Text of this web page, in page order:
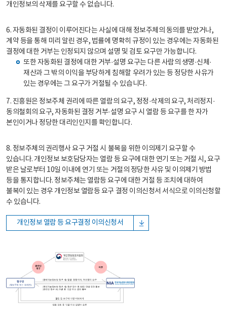
개인정보의 삭제를 요구할 수 없습니다.
6. 자동화된 결정이 이루어진다는 사실에 대해 정보주체의 동의를 받았거나,
계약 등을 통해 미리 알린 경우, 법률에 명확히 규정이 있는 경우에는 자동화된
결정에 대한 거부는 인정되지 않으며 설명 및 검토 요구만 가능합니다.
또한 자동화된 결정에 대한 거부·설명 요구는 다른 사람의 생명·신체·
재산과 그 밖의 이익을 부당하게 침해할 우려가 있는 등 정당한 사유가
있는 경우에는 그 요구가 거절될 수 있습니다.
7. 진흥원은 정보주체 권리에 따른 열람의 요구, 정정·삭제의 요구, 처리정지·
동의철회의 요구, 자동화된 결정 거부·설명 요구 시 열람 등 요구를 한 자가
본인이거나 정당한 대리인인지를 확인합니다.
8. 정보주체의 권리행사 요구 거절 시 불복을 위한 이의제기 요구할 수
있습니다. 개인정보 보호담당자는 열람 등 요구에 대한 연기 또는 거절 시, 요구
받은 날로부터 10일 이내에 연기 또는 거절의 정당한 사유 및 이의제기 방법
등을 통지합니다. 정보주체는 열람등 요구에 대한 거절 등 조치에 대하여
불복이 있는 경우 개인정보 열람등 요구 결정 이의신청서 서식으로 이의신청할
수 있습니다.
개인정보 열람 등 요구결정 이의신청서